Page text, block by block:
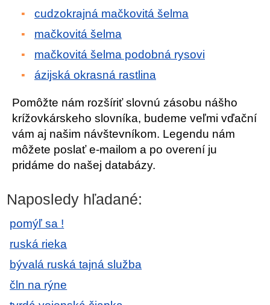
cudzokrajná mačkovitá šelma
mačkovitá šelma
mačkovitá šelma podobná rysovi
ázijská okrasná rastlina
Pomôžte nám rozšíriť slovnú zásobu nášho
krížovkárskeho slovníka, budeme veľmi vďační
vám aj našim návštevníkom. Legendu nám
môžete poslať e-mailom a po overení ju
pridáme do našej databázy.
Naposledy hľadané:
pomýľ sa !
ruská rieka
bývalá ruská tajná služba
čln na rýne